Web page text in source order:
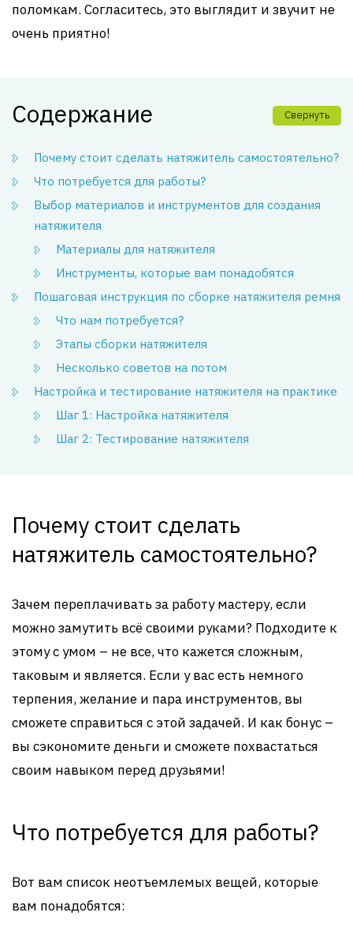
поломкам. Согласитесь, это выглядит и звучит не
очень приятно!
Содержание Свернуть
Почему стоит сделать натяжитель самостоятельно?
Что потребуется для работы?
Выбор материалов и инструментов для создания
натяжителя
Материалы для натяжителя
Инструменты, которые вам понадобятся
Пошаговая инструкция по сборке натяжителя ремня
Что нам потребуется?
Этапы сборки натяжителя
Несколько советов на потом
Настройка и тестирование натяжителя на практике
Шаг 1: Настройка натяжителя
Шаг 2: Тестирование натяжителя
Почему стоит сделать
натяжитель самостоятельно?
Зачем переплачивать за работу мастеру, если
можно замутить всё своими руками? Подходите к
этому с умом – не все, что кажется сложным,
таковым и является. Если у вас есть немного
терпения, желание и пара инструментов, вы
сможете справиться с этой задачей. И как бонус –
вы сэкономите деньги и сможете похвастаться
своим навыком перед друзьями!
Что потребуется для работы?
Вот вам список неотъемлемых вещей, которые
вам понадобятся: